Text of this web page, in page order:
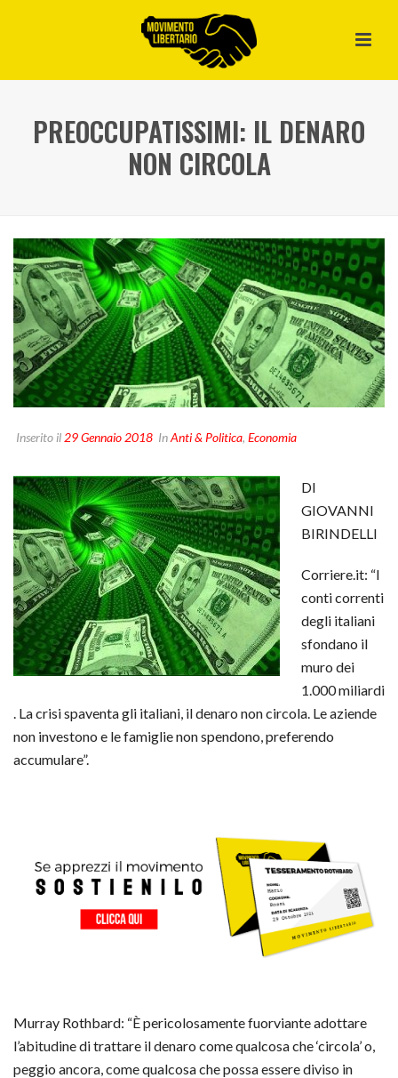
PREOCCUPATISSIMI: IL DENARO
NON CIRCOLA
Inserito il 29 Gennaio 2018 InAnti & Politica, Economia
DI
GIOVANNI
BIRINDELLI
Corriere.it: “I
conti correnti
degli italiani
sfondano il
muro dei
1.000 miliardi
. La crisi spaventa gli italiani, il denaro non circola. Le aziende
non investono e le famiglie non spendono, preferendo
accumulare”.
Murray Rothbard: “È pericolosamente fuorviante adottare
l’abitudine di trattare il denaro come qualcosa che ‘circola’ o,
peggio ancora, come qualcosa che possa essere diviso in